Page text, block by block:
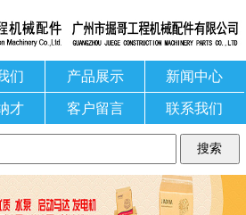
们 产品展示 新闻中心
才 客户留言 联系我们